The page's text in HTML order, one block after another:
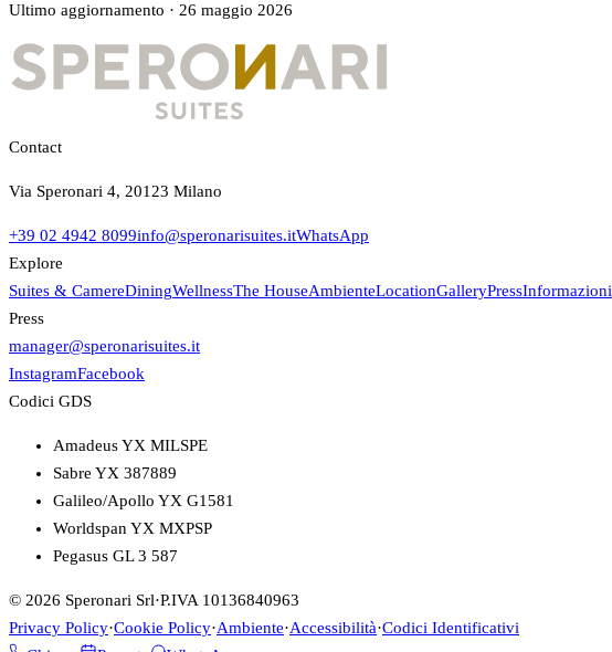
Ultimo aggiornamento · 26 maggio 2026
Contact
Via Speronari 4, 20123 Milano
+39 02 4942 8099info@speronarisuites.itWhatsApp
Explore
Suites & CamereDiningWellnessThe HouseAmbienteLocationGalleryPressInformazioni
Press
manager@speronarisuites.it
InstagramFacebook
Codici GDS
Amadeus YX MILSPE
Sabre YX 387889
Galileo/Apollo YX G1581
Worldspan YX MXPSP
Pegasus GL 3 587
© 2026 Speronari Srl·P.IVA 10136840963
Privacy Policy·Cookie Policy·Ambiente·Accessibilità·Codici Identificativi